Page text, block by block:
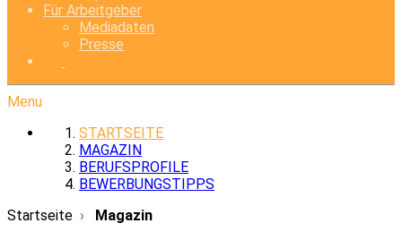
Für Arbeitgeber
Mediadaten
Presse
Menu
STARTSEITE
MAGAZIN
BERUFSPROFILE
BEWERBUNGSTIPPS
Startseite
Magazin